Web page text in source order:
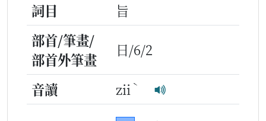
詞目
旨
部首/筆畫/
部首外筆畫
日/6/2
音讀 zii ˋ